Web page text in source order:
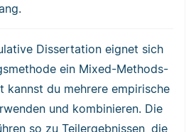
Dissertation eignet sich
ein Mixed-Methods-
kannst du mehrere empirische
und kombinieren. Die
so zu Teilergebnissen, die